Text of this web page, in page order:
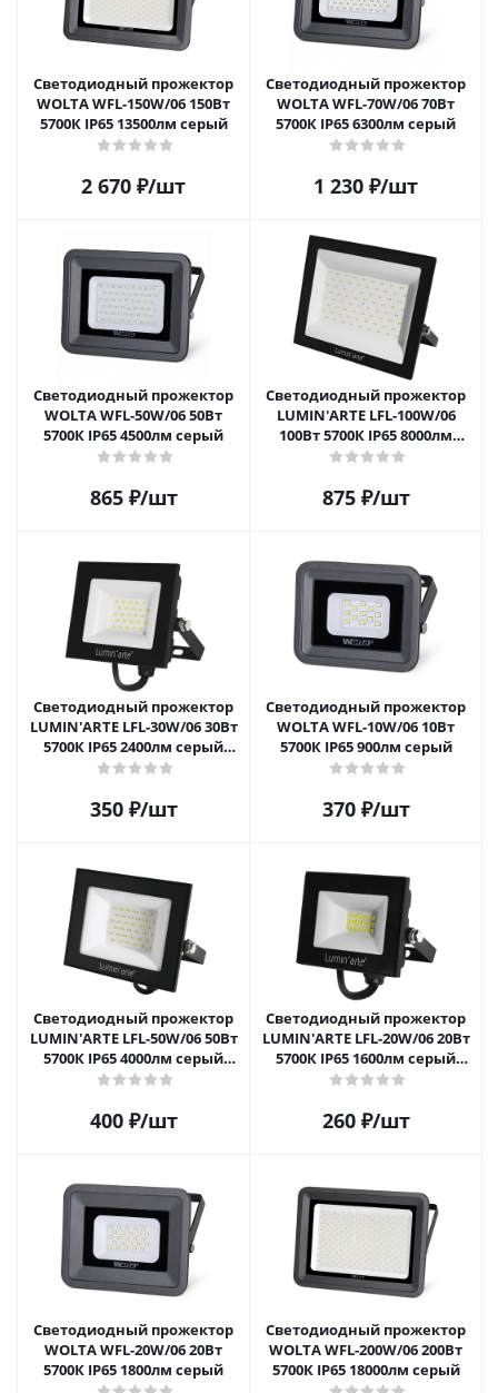
Светодиодный прожектор
WOLTA WFL-150W/06 150Вт
5700К IP65 13500лм серый
2 670 ₽/шт
Светодиодный прожектор
WOLTA WFL-70W/06 70Вт
5700К IP65 6300лм серый
1 230 ₽/шт
Светодиодный прожектор
WOLTA WFL-50W/06 50Вт
5700К IP65 4500лм серый
865₽/шт
Светодиодный прожектор
LUMIN'ARTE LFL-100W/06
100Вт 5700К IP65 8000лм
серый корпус
875₽/шт
Светодиодный прожектор
LUMIN'ARTE LFL-30W/06 30Вт
5700К IP65 2400лм серый
корпус
350₽/шт
Светодиодный прожектор
WOLTA WFL-10W/06 10Вт
5700К IP65 900лм серый
370₽/шт
Светодиодный прожектор
LUMIN'ARTE LFL-50W/06 50Вт
5700К IP65 4000лм серый
корпус
400₽/шт
Светодиодный прожектор
LUMIN'ARTE LFL-20W/06 20Вт
5700К IP65 1600лм серый
корпус
260₽/шт
Светодиодный прожектор
WOLTA WFL-20W/06 20Вт
5700К IP65 1800лм серый
Светодиодный прожектор
WOLTA WFL-200W/06 200Вт
5700К IP65 18000лм серый